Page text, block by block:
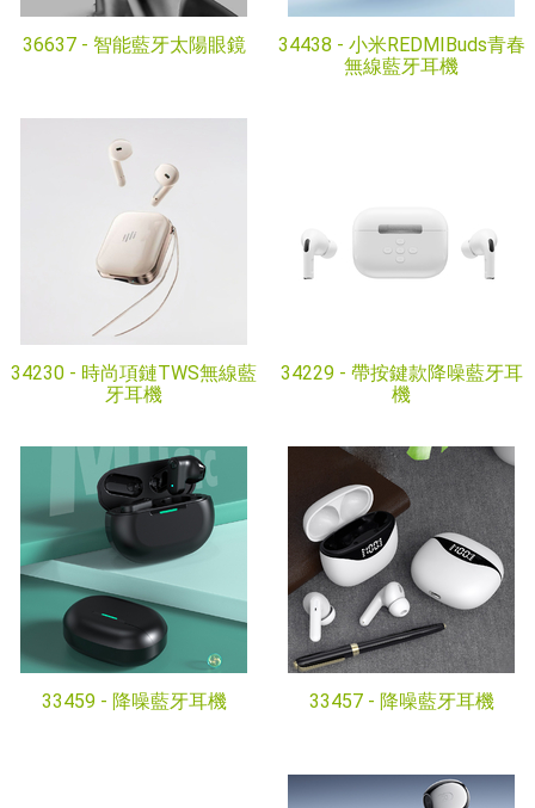
36637 - 智能藍牙太陽眼鏡 34438 - 小米REDMIBuds青春
無線藍牙耳機
34230 - 時尚項鏈TWS無線藍
牙耳機
34229 - 帶按鍵款降噪藍牙耳
機
33459 - 降噪藍牙耳機 33457 - 降噪藍牙耳機